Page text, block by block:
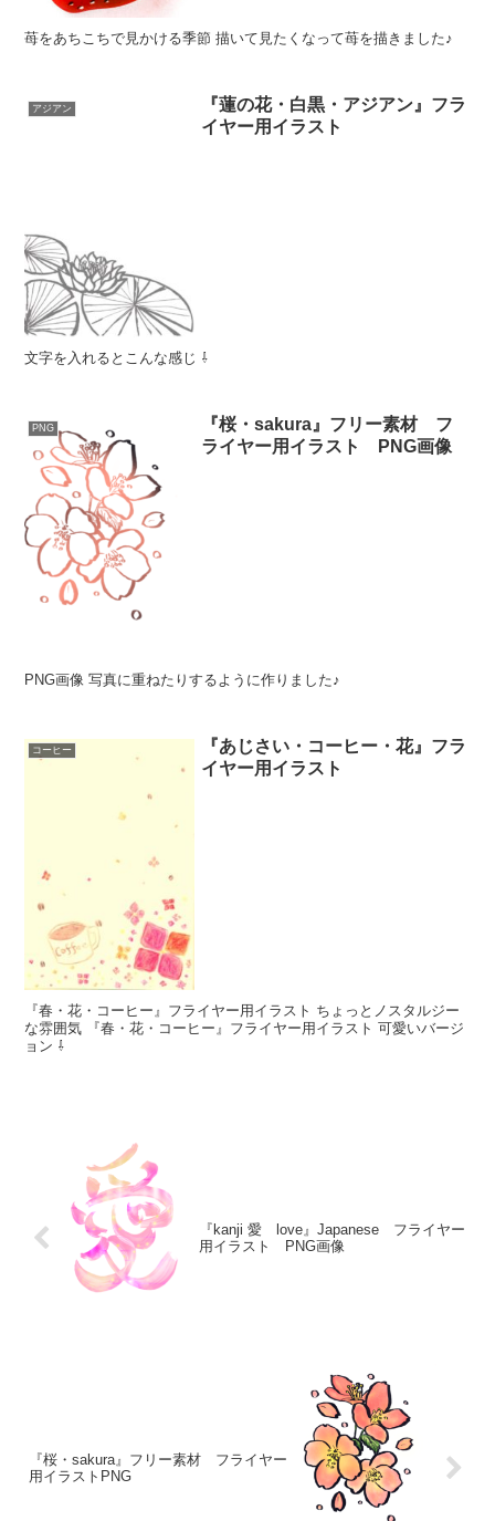
苺をあちこちで見かける季節 描いて見たくなって苺を描きました♪
アジアン
『蓮の花・白黒・アジアン』フラ
イヤー用イラスト
文字を入れるとこんな感じ ⇩
PNG
『桜・sakura』フリー素材 フ
ライヤー用イラスト PNG画像
PNG画像 写真に重ねたりするように作りました♪
コーヒー
『あじさい・コーヒー・花』フラ
イヤー用イラスト
『春・花・コーヒー』フライヤー用イラスト ちょっとノスタルジー
な雰囲気 『春・花・コーヒー』フライヤー用イラスト 可愛いバージ
ョン ⇩
『kanji 愛 love』Japanese フライヤー
用イラスト PNG画像
『桜・sakura』フリー素材 フライヤー
用イラストPNG